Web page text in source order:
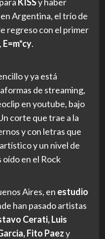
Argentina, el trío de
regreso con el primer
E=m*cy.
y ya está
de streaming,
en youtube, bajo
corte que trae a la
y con letras que
y un nivel de
en el Rock
Aires, en estudio
han pasado artistas
Cerati, Luis
Fito Paezy